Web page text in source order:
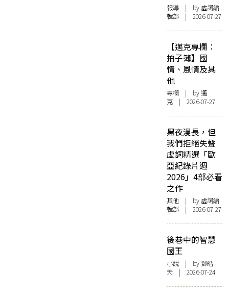
報導 | by 虛詞編
輯部 | 2026-07-27
【邁克專欄：
拍子簿】國
情、風情及其
他
專欄 | by邁
克 | 2026-07-27
黑夜漫長，但
我們拒絕失聲
虛詞精選「歐
亞紀錄片週
2026」4部必看
之作
其他 | by 虛詞編
輯部 | 2026-07-27
後巷中的智慧
國王
小說 | by 鄧皓
天 | 2026-07-24